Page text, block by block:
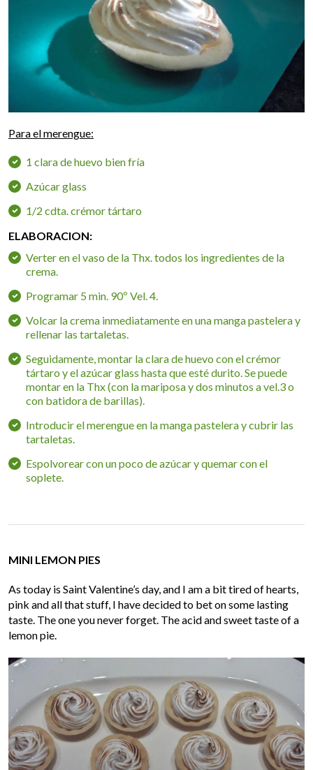
Para el merengue:
1 clara de huevo bien fría
Azúcar glass
1/2 cdta. crémor tártaro
ELABORACION:
Verter en el vaso de la Thx. todos los ingredientes de la
crema.
Programar 5 min. 90º Vel. 4.
Volcar la crema inmediatamente en una manga pastelera y
rellenar las tartaletas.
Seguidamente, montar la clara de huevo con el crémor
tártaro y el azúcar glass hasta que esté durito. Se puede
montar en la Thx (con la mariposa y dos minutos a vel.3 o
con batidora de barillas).
Introducir el merengue en la manga pastelera y cubrir las
tartaletas.
Espolvorear con un poco de azúcar y quemar con el
soplete.
MINI LEMON PIES
As today is Saint Valentine’s day, and I am a bit tired of hearts,
pink and all that stuff, I have decided to bet on some lasting
taste. The one you never forget. The acid and sweet taste of a
lemon pie.